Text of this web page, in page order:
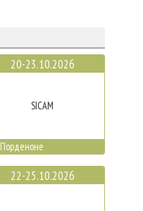
20-23.10.2026
SICAM
Порденоне
22-25.10.2026